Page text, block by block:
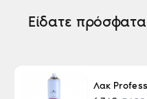
Είδατε πρόσφατα